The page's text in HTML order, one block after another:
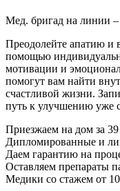
Мед. бригад на линии –
Преодолейте апатию и
помощью
мотивации и
помогут вам найти
счастливой жизни.
путь к улучшению уже
Приезжаем на дом за
Дипломированные и
Даем гарантию на
Оставляем препараты
Медики со стажем от